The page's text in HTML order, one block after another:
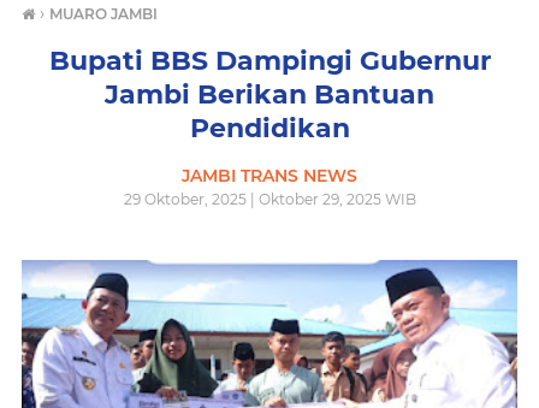
› MUARO JAMBI
Bupati BBS Dampingi Gubernur
Jambi Berikan Bantuan
Pendidikan
JAMBI TRANS NEWS
29 Oktober, 2025 | Oktober 29, 2025 WIB